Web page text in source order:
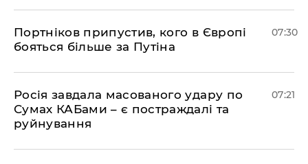
Портніков припустив, кого в Європі
бояться більше за Путіна
07:30
Росія завдала масованого удару по
Сумах КАБами – є постраждалі та
руйнування
07:21